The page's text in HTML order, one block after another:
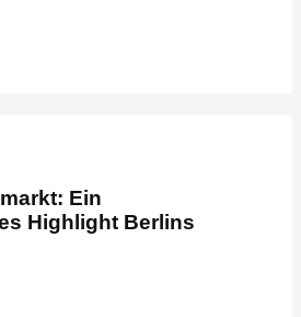
Ein
Highlight Berlins